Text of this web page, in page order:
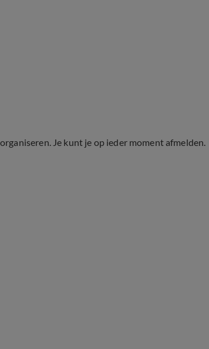
Je kunt je op ieder moment afmelden.